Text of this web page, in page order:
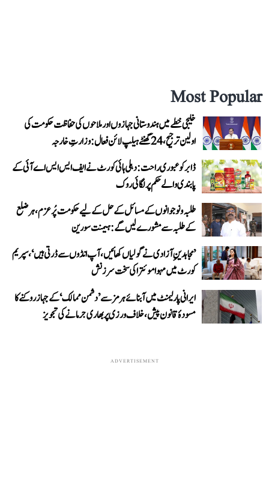
Most Popular
خلیجی خطے میں ہندوستانی جہازوں اور ملاحوں کی حفاظت حکومت کی
اولین ترجیح، 24 گھنٹے ہیلپ لائن فعال: وزارتِ خارجہ
ڈابر کو عبوری راحت: دہلی ہائی کورٹ نے ایف ایس ایس اے آئی کے
پابندی والے حکم پر لگائی روک
طلبہ و نوجوانوں کے مسائل کے حل کے لیے حکومت پُرعزم، ہر ضلع
کے طلبہ سے مشورے لیں گے: ہیمنت سورین
’مجاہدینِ آزادی نے گولیاں کھائیں، آپ انڈوں سے ڈرتی ہیں‘، سپریم
کورٹ میں مہوا موئترا کی سخت سرزنش
ایرانی پارلیمنٹ میں آبنائے ہرمز سے ’دشمن ممالک‘ کے جہاز روکنے کا
مسودۂ قانون پیش، خلاف ورزی پر بھاری جرمانے کی تجویز
ADVERTISEMENT